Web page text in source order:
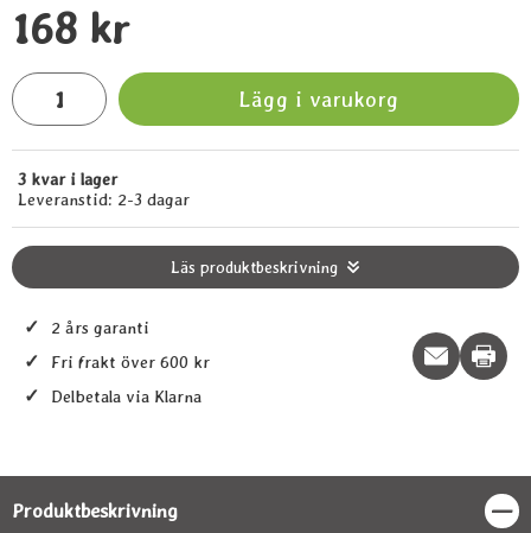
pris
168 kr
antal
Lägg i varukorg
Tillgänglighet:
3 kvar i lager
Leveranstid: 2-3 dagar
Läs produktbeskrivning
✓ 2 års garanti
✓ Fri frakt över 600 kr
✓ Delbetala via Klarna
Print
Produktbeskrivning